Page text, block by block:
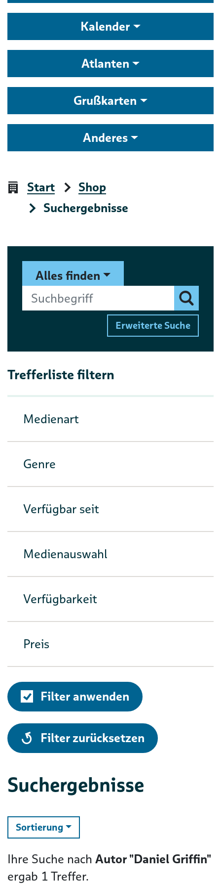
Kalender
Atlanten
Grußkarten
Anderes
Start
Shop
Suchergebnisse
Suchformular
Alles finden
Suchbegriff
Finden
Erweiterte Suche
Trefferliste filtern
Medienart
Genre
Verfügbar seit
Medienauswahl
Verfügbarkeit
Preis
Filter anwenden
alle
Filter zurücksetzen
Suchergebnisse
Sortierung ändern
Ihre Suche nach Autor "Daniel Griffin"
ergab 1 Treffer.